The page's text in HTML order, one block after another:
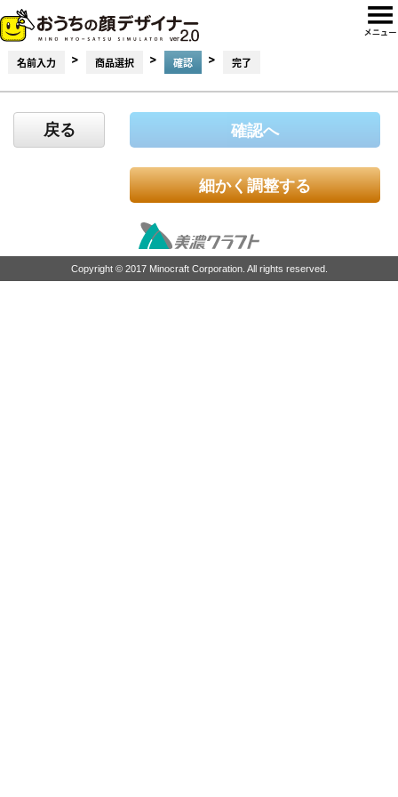
名前入力 > 商品選択 > 確認 > 完了
戻る 確認へ
細かく調整する
Copyright © 2017 Minocraft Corporation. All rights reserved.